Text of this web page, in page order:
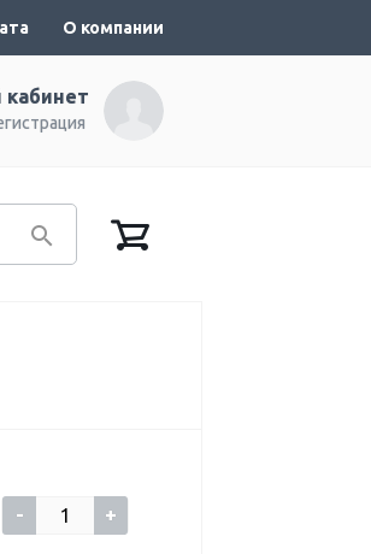
О компании
- +